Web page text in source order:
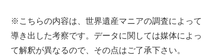
※こちらの内容は、世界遺産マニアの調査によって
導き出した考察です。データに関しては媒体によっ
て解釈が異なるので、その点はご了承下さい。